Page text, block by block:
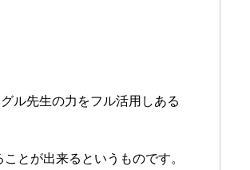
ル先生の力をフル活用しある
とが出来るというものです。